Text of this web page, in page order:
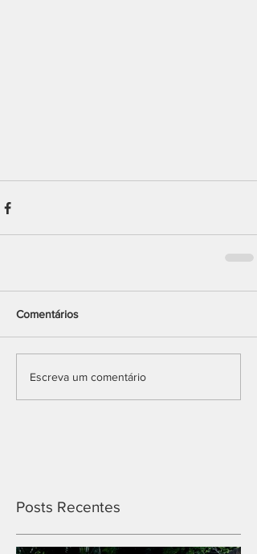
Comentários
Escreva um comentário
Posts Recentes